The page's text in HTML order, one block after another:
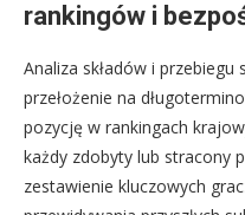
rankingów i
Analiza składów i
przełożenie na
pozycję w rankingach
każdy zdobyty lub stracony
zestawienie kluczowych